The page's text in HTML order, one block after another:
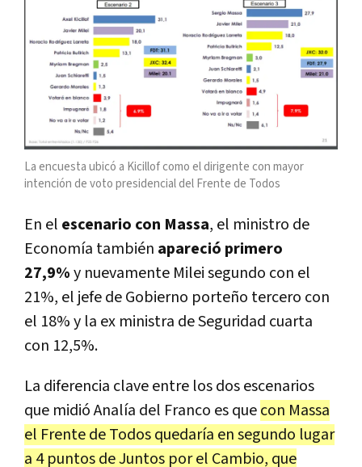
La encuesta ubicó a Kicillof como el dirigente con mayor
intención de voto presidencial del Frente de Todos
En el escenario con Massa, el ministro de
Economía también apareció primero
27,9%y nuevamente Milei segundo con el
21%, el jefe de Gobierno porteño tercero con
el 18% y la ex ministra de Seguridad cuarta
con 12,5%.
La diferencia clave entre los dos escenarios
que midió Analía del Franco es quecon Massa
el Frente de Todos quedaría en segundo lugar
a 4 puntos de Juntos por el Cambio, que